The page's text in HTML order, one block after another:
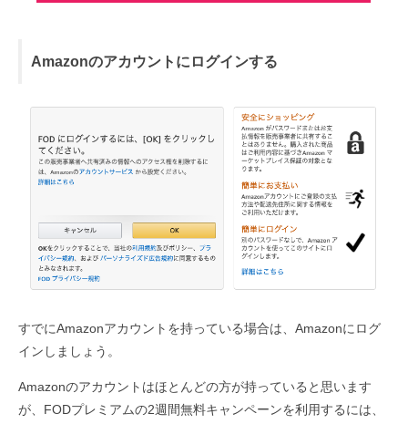
Amazonのアカウントにログインする
すでにAmazonアカウントを持っている場合は、Amazonにログ
インしましょう。
Amazonのアカウントはほとんどの方が持っていると思います
が、FODプレミアムの2週間無料キャンペーンを利用するには、